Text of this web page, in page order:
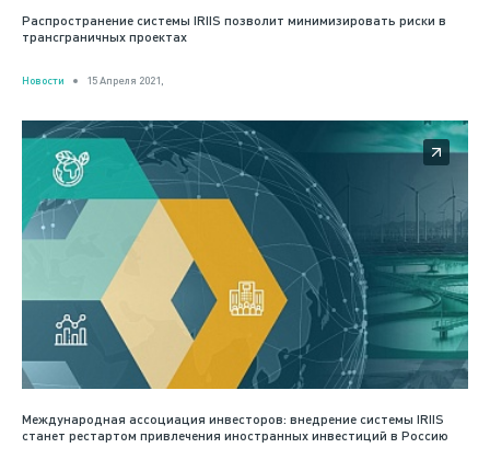
Распространение системы IRIIS позволит минимизировать риски в
трансграничных проектах
Новости 15 Апреля 2021,
Международная ассоциация инвесторов: внедрение системы IRIIS
станет рестартом привлечения иностранных инвестиций в Россию